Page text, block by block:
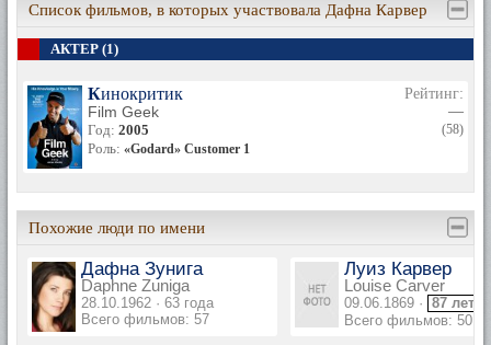
Список фильмов, в которых участвовала Дафна Карвер
АКТЕР (1)
Кинокритик
Film Geek
Год: 2005
Роль: «Godard» Customer 1
Рейтинг:
—
(58)
Похожие люди по имени
Дафна Зунига
Daphne Zuniga
28.10.1962 · 63 года
Всего фильмов: 57
Луиз Карвер
Louise Carver
09.06.1869 · 87 лет
Всего фильмов: 50